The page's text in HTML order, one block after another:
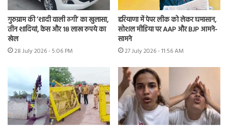
गुरुग्राम की ‘शादी वाली ठगी’ का खुलासा,
तीन शादियां, केस और 18 लाख रुपये का
खेल
28 July 2026 - 5:06 PM
हरियाणा में पेपर लीक को लेकर घमासान,
सोशल मीडिया पर AAP और BJP आमने-
सामने
27 July 2026 - 11:56 AM